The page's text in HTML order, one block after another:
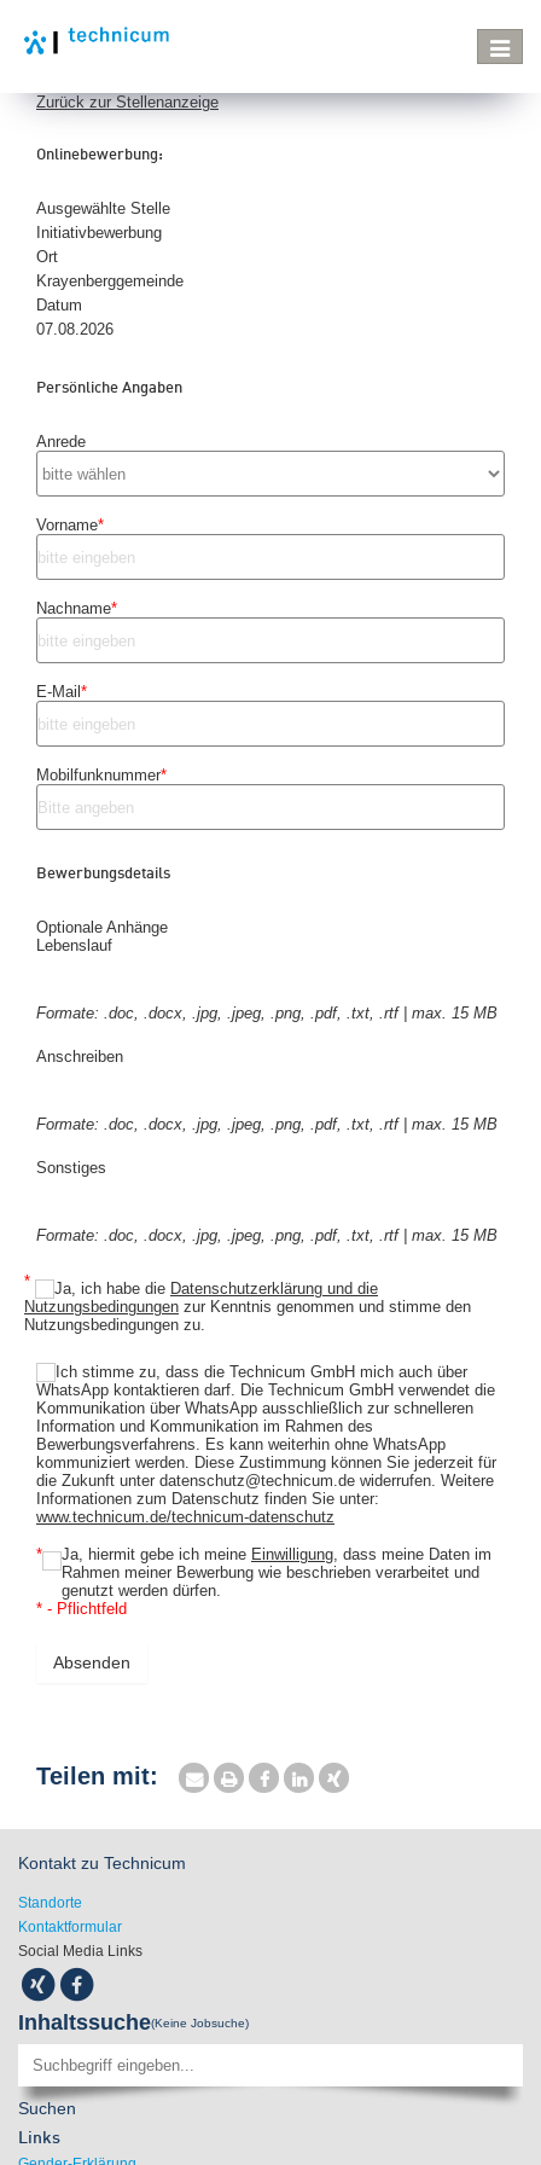
Zurück zur Stellenanzeige
Onlinebewerbung:
Ausgewählte Stelle
Initiativbewerbung
Ort
Krayenberggemeinde
Datum
07.08.2026
Persönliche Angaben
Anrede
Vorname*
Nachname*
E-Mail *
Mobilfunknummer*
Bewerbungsdetails
Optionale Anhänge
Lebenslauf
Formate: .doc, .docx, .jpg, .jpeg, .png, .pdf, .txt, .rtf | max. 15 MB
Anschreiben
Formate: .doc, .docx, .jpg, .jpeg, .png, .pdf, .txt, .rtf | max. 15 MB
Sonstiges
Formate: .doc, .docx, .jpg, .jpeg, .png, .pdf, .txt, .rtf | max. 15 MB
* Ja, ich habe die Datenschutzerklärung und die
Nutzungsbedingungen zur Kenntnis genommen und stimme den
Nutzungsbedingungen zu.
Ich stimme zu, dass die Technicum GmbH mich auch über
WhatsApp kontaktieren darf. Die Technicum GmbH verwendet die
Kommunikation über WhatsApp ausschließlich zur schnelleren
Information und Kommunikation im Rahmen des
Bewerbungsverfahrens. Es kann weiterhin ohne WhatsApp
kommuniziert werden. Diese Zustimmung können Sie jederzeit für
die Zukunft unter datenschutz@technicum.de widerrufen. Weitere
Informationen zum Datenschutz finden Sie unter:
www.technicum.de/technicum-datenschutz
* Ja, hiermit gebe ich meine Einwilligung, dass meine Daten im
Rahmen meiner Bewerbung wie beschrieben verarbeitet und
genutzt werden dürfen.
* - Pflichtfeld
Absenden
Teilen mit:
Kontakt zu Technicum
Standorte
Kontaktformular
Social Media Links
Inhaltssuche(Keine Jobsuche)
Suchen
Links